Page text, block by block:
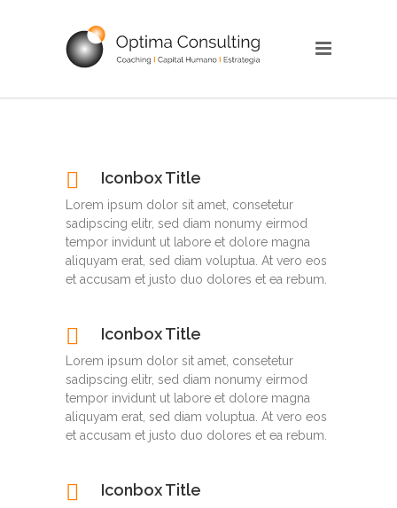
Iconbox Title
Lorem ipsum dolor sit amet, consetetur
sadipscing elitr, sed diam nonumy eirmod
tempor invidunt ut labore et dolore magna
aliquyam erat, sed diam voluptua. At vero eos
et accusam et justo duo dolores et ea rebum.
Iconbox Title
Lorem ipsum dolor sit amet, consetetur
sadipscing elitr, sed diam nonumy eirmod
tempor invidunt ut labore et dolore magna
aliquyam erat, sed diam voluptua. At vero eos
et accusam et justo duo dolores et ea rebum.
Iconbox Title